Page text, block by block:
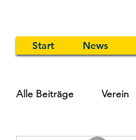
Start News
Alle Beiträge Verein